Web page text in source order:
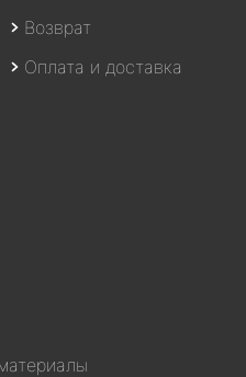
Возврат
Оплата и доставка